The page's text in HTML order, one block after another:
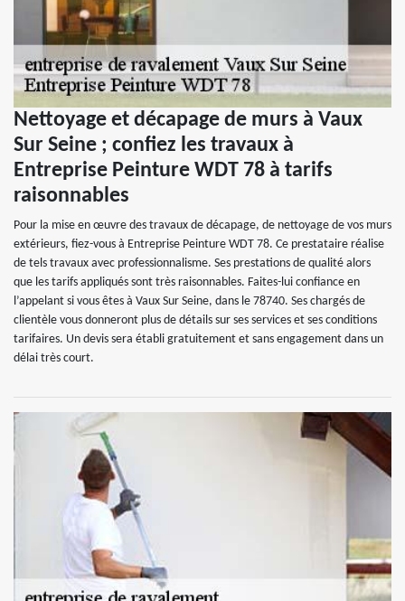
Nettoyage et décapage de murs à Vaux
Sur Seine ; confiez les travaux à
Entreprise Peinture WDT 78 à tarifs
raisonnables
Pour la mise en œuvre des travaux de décapage, de nettoyage de vos murs
extérieurs, fiez-vous à Entreprise Peinture WDT 78. Ce prestataire réalise
de tels travaux avec professionnalisme. Ses prestations de qualité alors
que les tarifs appliqués sont très raisonnables. Faites-lui confiance en
l’appelant si vous êtes à Vaux Sur Seine, dans le 78740. Ses chargés de
clientèle vous donneront plus de détails sur ses services et ses conditions
tarifaires. Un devis sera établi gratuitement et sans engagement dans un
délai très court.